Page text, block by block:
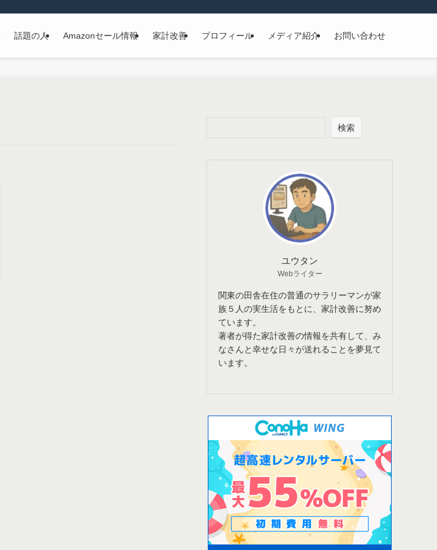
話題の人 Amazonセール情報 家計改善 プロフィール メディア紹介 お問い合わせ
検索
ユウタン
Webライター
関東の田舎在住の普通のサラリーマンが家
族５人の実生活をもとに、家計改善に努め
ています。
著者が得た家計改善の情報を共有して、み
なさんと幸せな日々が送れることを夢見て
います。